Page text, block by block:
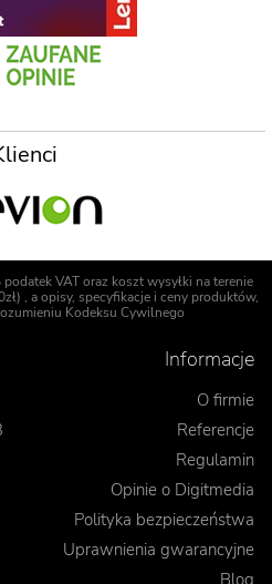
VAT oraz koszt wysyłki na terenie
, a opisy, specyfikacje i ceny produktów,
Kodeksu Cywilnego
Informacje
O firmie
Referencje
Regulamin
Opinie o Digitmedia
Polityka bezpieczeństwa
Uprawnienia gwarancyjne